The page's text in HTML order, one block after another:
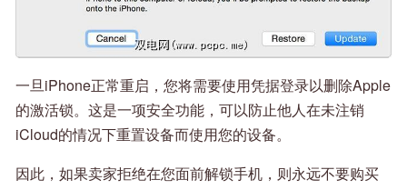
一旦iPhone正常重启，您将需要使用凭据登录以删除Apple
的激活锁。这是一项安全功能，可以防止他人在未注销
iCloud的情况下重置设备而使用您的设备。
因此，如果卖家拒绝在您面前解锁手机，则永远不要购买